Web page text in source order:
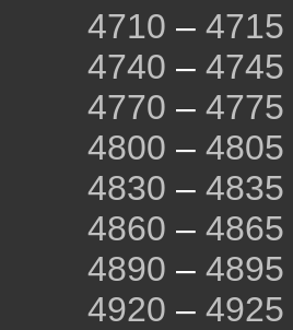
4710 – 4715
4740 – 4745
4770 – 4775
4800 – 4805
4830 – 4835
4860 – 4865
4890 – 4895
4920 – 4925